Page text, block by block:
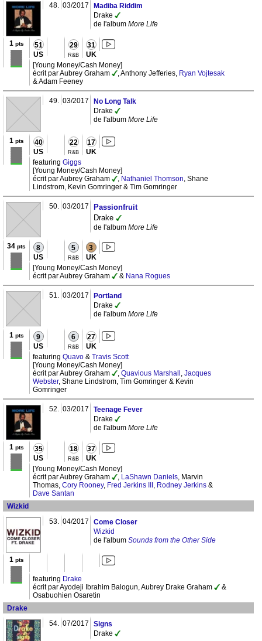
48. 03/2017
Madiba Riddim
Drake
de l'album More Life
1 pts 51
US
29
R&B
31
UK
[Young Money/Cash Money]
écrit par Aubrey Graham
, Anthony Jefferies, Ryan Vojtesak
& Adam Feeney
49. 03/2017
No Long Talk
Drake
de l'album More Life
1 pts 40
US
22
R&B
17
UK
featuring Giggs
[Young Money/Cash Money]
écrit par Aubrey Graham
Nathaniel Thomson , Shane
Lindstrom, Kevin Gomringer & Tim Gomringer
50. 03/2017
Passionfruit
Drake
de l'album More Life
34 pts 8
US
5
R&B
3
UK
[Young Money/Cash Money]
écrit par Aubrey Graham
& Nana Rogues
51. 03/2017
Portland
Drake
de l'album More Life
1 pts 9
US
6
R&B
27
UK
featuring Quavo & Travis Scott
[Young Money/Cash Money]
écrit par Aubrey Graham
Quavious Marshall Jacques
Webster, Shane Lindstrom, Tim Gomringer & Kevin
Gomringer
52. 03/2017
Teenage Fever
Drake
de l'album More Life
1 pts 35
US
18
R&B
37
UK
[Young Money/Cash Money]
écrit par Aubrey Graham
LaShawn Daniels , Marvin
Thomas, Cory Rooney, Fred Jerkins III Rodney Jerkins &
Dave Santan
Wizkid
53.
04/2017
Come Closer
Wizkid
de l'album Sounds from the Other Side
1 pts
featuring Drake
écrit par Ayodeji Ibrahim Balogun, Aubrey Drake Graham
&
Osabuohien Osaretin
Drake
54.
07/2017
Signs
Drake